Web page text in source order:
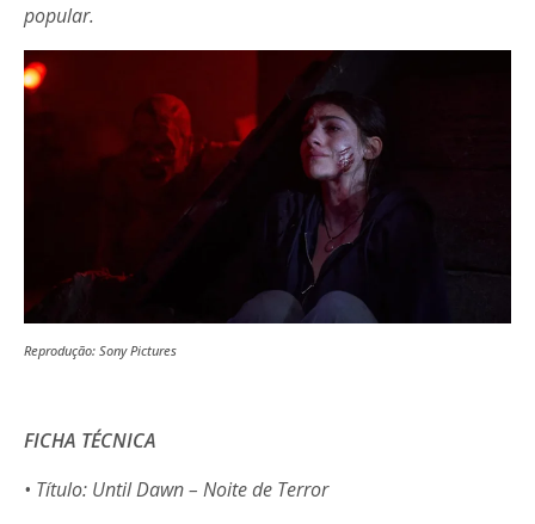
popular.
Reprodução: Sony Pictures
FICHA TÉCNICA
• Título: Until Dawn – Noite de Terror